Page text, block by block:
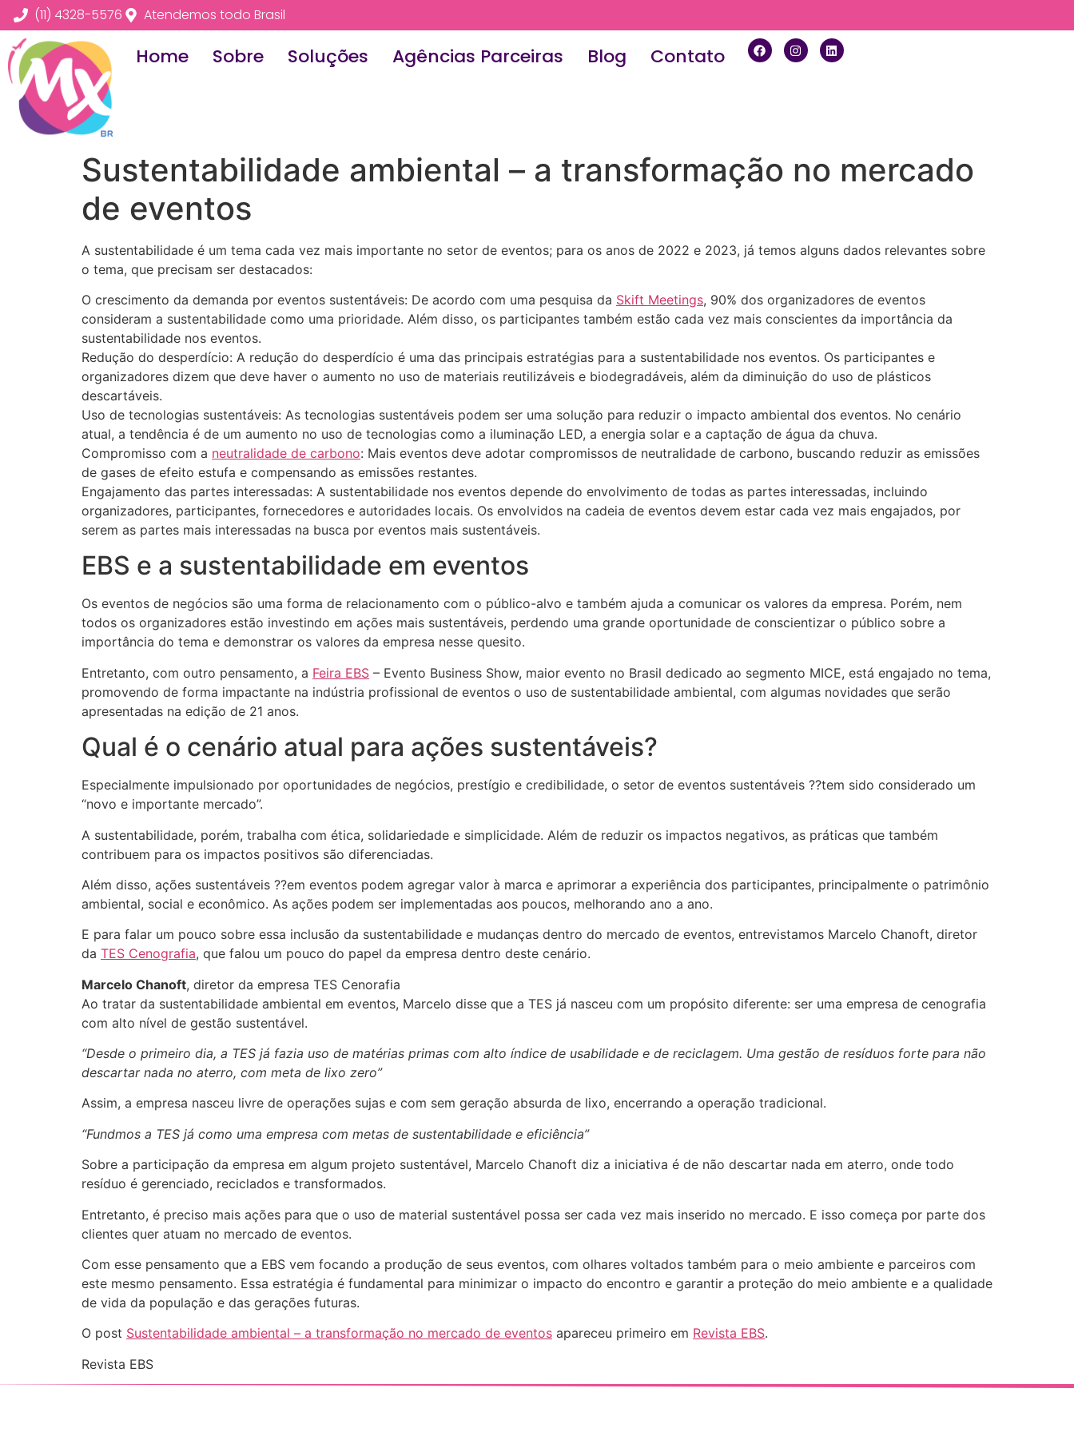
(11) 4328-5576 Atendemos todo Brasil
Home Sobre Soluções Agências Parceiras Blog Contato
Sustentabilidade ambiental – a transformação no mercado
de eventos
A sustentabilidade é um tema cada vez mais importante no setor de eventos; para os anos de 2022 e 2023, já temos alguns dados relevantes sobre
o tema, que precisam ser destacados:
O crescimento da demanda por eventos sustentáveis: De acordo com uma pesquisa da Skift Meetings, 90% dos organizadores de eventos
consideram a sustentabilidade como uma prioridade. Além disso, os participantes também estão cada vez mais conscientes da importância da
sustentabilidade nos eventos.
Redução do desperdício: A redução do desperdício é uma das principais estratégias para a sustentabilidade nos eventos. Os participantes e
organizadores dizem que deve haver o aumento no uso de materiais reutilizáveis e biodegradáveis, além da diminuição do uso de plásticos
descartáveis.
Uso de tecnologias sustentáveis: As tecnologias sustentáveis podem ser uma solução para reduzir o impacto ambiental dos eventos. No cenário
atual, a tendência é de um aumento no uso de tecnologias como a iluminação LED, a energia solar e a captação de água da chuva.
Compromisso com a neutralidade de carbono: Mais eventos deve adotar compromissos de neutralidade de carbono, buscando reduzir as emissões
de gases de efeito estufa e compensando as emissões restantes.
Engajamento das partes interessadas: A sustentabilidade nos eventos depende do envolvimento de todas as partes interessadas, incluindo
organizadores, participantes, fornecedores e autoridades locais. Os envolvidos na cadeia de eventos devem estar cada vez mais engajados, por
serem as partes mais interessadas na busca por eventos mais sustentáveis.
EBS e a sustentabilidade em eventos
Os eventos de negócios são uma forma de relacionamento com o público-alvo e também ajuda a comunicar os valores da empresa. Porém, nem
todos os organizadores estão investindo em ações mais sustentáveis, perdendo uma grande oportunidade de conscientizar o público sobre a
importância do tema e demonstrar os valores da empresa nesse quesito.
Entretanto, com outro pensamento, a Feira EBS – Evento Business Show, maior evento no Brasil dedicado ao segmento MICE, está engajado no tema,
promovendo de forma impactante na indústria profissional de eventos o uso de sustentabilidade ambiental, com algumas novidades que serão
apresentadas na edição de 21 anos.
Qual é o cenário atual para ações sustentáveis?
Especialmente impulsionado por oportunidades de negócios, prestígio e credibilidade, o setor de eventos sustentáveis ??tem sido considerado um
“novo e importante mercado”.
A sustentabilidade, porém, trabalha com ética, solidariedade e simplicidade. Além de reduzir os impactos negativos, as práticas que também
contribuem para os impactos positivos são diferenciadas.
Além disso, ações sustentáveis ??em eventos podem agregar valor à marca e aprimorar a experiência dos participantes, principalmente o patrimônio
ambiental, social e econômico. As ações podem ser implementadas aos poucos, melhorando ano a ano.
E para falar um pouco sobre essa inclusão da sustentabilidade e mudanças dentro do mercado de eventos, entrevistamos Marcelo Chanoft, diretor
da TES Cenografia, que falou um pouco do papel da empresa dentro deste cenário.
Marcelo Chanoft, diretor da empresa TES Cenorafia
Ao tratar da sustentabilidade ambiental em eventos, Marcelo disse que a TES já nasceu com um propósito diferente: ser uma empresa de cenografia
com alto nível de gestão sustentável.
“Desde o primeiro dia, a TES já fazia uso de matérias primas com alto índice de usabilidade e de reciclagem. Uma gestão de resíduos forte para não
descartar nada no aterro, com meta de lixo zero”
Assim, a empresa nasceu livre de operações sujas e com sem geração absurda de lixo, encerrando a operação tradicional.
“Fundmos a TES já como uma empresa com metas de sustentabilidade e eficiência”
Sobre a participação da empresa em algum projeto sustentável, Marcelo Chanoft diz a iniciativa é de não descartar nada em aterro, onde todo
resíduo é gerenciado, reciclados e transformados.
Entretanto, é preciso mais ações para que o uso de material sustentável possa ser cada vez mais inserido no mercado. E isso começa por parte dos
clientes quer atuam no mercado de eventos.
Com esse pensamento que a EBS vem focando a produção de seus eventos, com olhares voltados também para o meio ambiente e parceiros com
este mesmo pensamento. Essa estratégia é fundamental para minimizar o impacto do encontro e garantir a proteção do meio ambiente e a qualidade
de vida da população e das gerações futuras.
O post Sustentabilidade ambiental – a transformação no mercado de eventos apareceu primeiro em Revista EBS.
Revista EBS